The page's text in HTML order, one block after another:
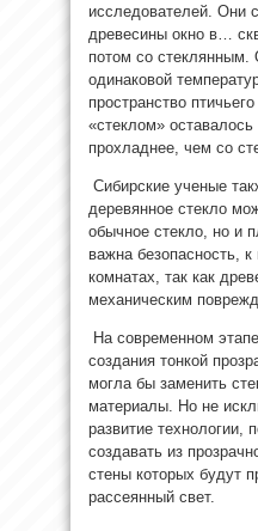
исследователей. Они
древесины окно в…
потом со стеклянным.
одинаковой
пространство
«стеклом» оставалось
прохладнее, чем со
Сибирские ученые
деревянное стекло
обычное стекло, но и
важна безопасность,
комнатах, так как
механическим
На современном
создания тонкой
могла бы заменить
материалы. Но не
развитие технологии,
создавать из
стены которых будут
рассеянный свет.